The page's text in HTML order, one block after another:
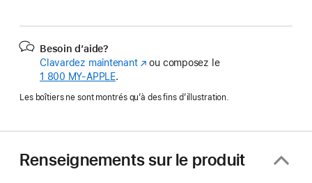
Besoin d’aide?
Clavardez maintenant(s’ouvre
nouvelle
ou composez le
1 800 MY‑APPLE.
Les boîtiers ne sont montrés qu’à des fins d’illustration.
Renseignements sur le produit